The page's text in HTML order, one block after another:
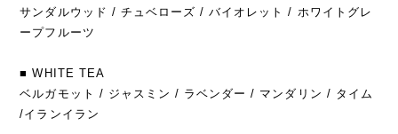
サンダルウッド / チュベローズ / バイオレット / ホワイトグレ
ープフルーツ
■ WHITE TEA
ベルガモット / ジャスミン / ラベンダー / マンダリン / タイム
/イランイラン